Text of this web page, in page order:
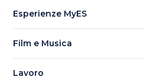
Esperienze MyES
Film e Musica
Lavoro